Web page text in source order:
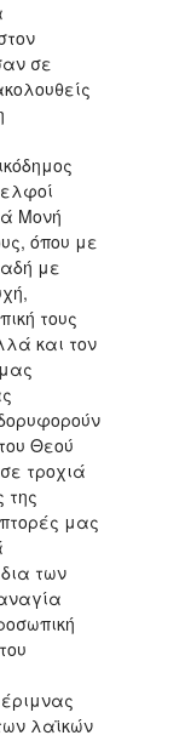
σε
Μονή
όπου με
με
τους
και τον
Θεού
τροχιά
της
μας
των
λαϊκών